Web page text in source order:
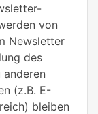
von
Newsletter
des
(z.B. E-
bleiben